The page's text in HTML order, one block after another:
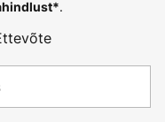
.